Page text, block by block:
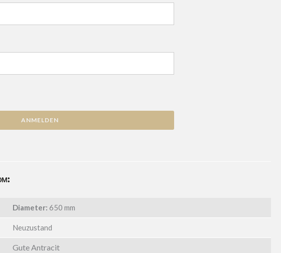
ANMELDEN
Diameter: 650 mm
Neuzustand
Gute Antracit